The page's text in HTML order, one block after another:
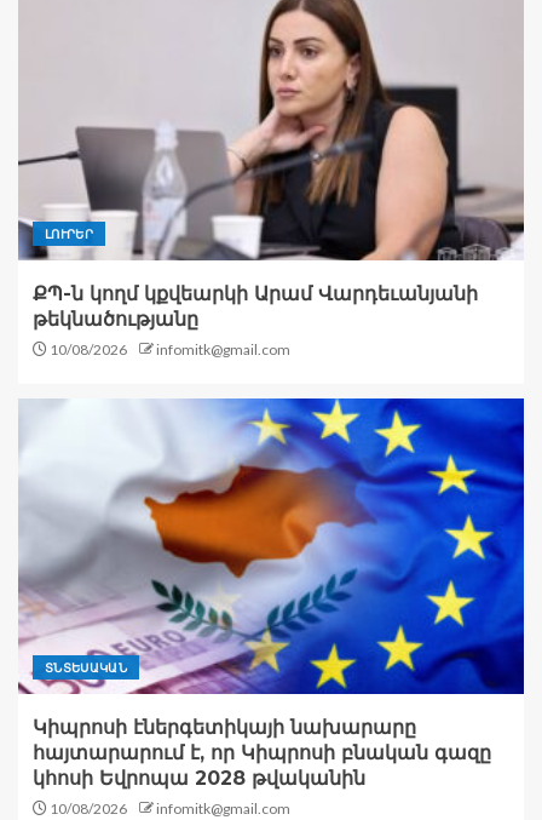
ԼՈՒՐԵՐ
ՔՊ-ն կողմ կքվեարկի Արամ Վարդեւանյանի
թեկնածությանը
10/08/2026 infomitk@gmail.com
ՏՆՏԵՍԱԿԱՆ
Կիպրոսի էներգետիկայի նախարարը
հայտարարում է, որ Կիպրոսի բնական գազը
կհոսի Եվրոպա 2028 թվականին
10/08/2026 infomitk@gmail.com